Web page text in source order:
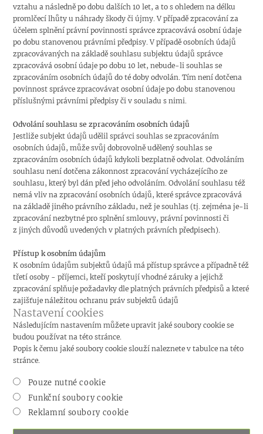
vztahu a následně po dobu dalších 10 let, a to s ohledem na délku
promlčecí lhůty u náhrady škody či újmy. V případě zpracování za
účelem splnění právní povinnosti správce zpracovává osobní údaje
po dobu stanovenou právními předpisy. V případě osobních údajů
zpracovávaných na základě souhlasu subjektu údajů správce
zpracovává osobní údaje po dobu 10 let, nebude-li souhlas se
zpracováním osobních údajů do té doby odvolán. Tím není dotčena
povinnost správce zpracovávat osobní údaje po dobu stanovenou
příslušnými právními předpisy či v souladu s nimi.
Odvolání souhlasu se zpracováním osobních údajů
Jestliže subjekt údajů udělil správci souhlas se zpracováním
osobních údajů, může svůj dobrovolně udělený souhlas se
zpracováním osobních údajů kdykoli bezplatně odvolat. Odvoláním
souhlasu není dotčena zákonnost zpracování vycházejícího ze
souhlasu, který byl dán před jeho odvoláním. Odvolání souhlasu též
nemá vliv na zpracování osobních údajů, které správce zpracovává
na základě jiného právního základu, než je souhlas (tj. zejména je-li
zpracování nezbytné pro splnění smlouvy, právní povinnosti či
z jiných důvodů uvedených v platných právních předpisech).
Přístup k osobním údajům
K osobním údajům subjektů údajů má přístup správce a případně též
třetí osoby - příjemci, kteří poskytují vhodné záruky a jejichž
zpracování splňuje požadavky dle platných právních předpisů a které
zajišťuje náležitou ochranu práv subjektů údajů
Nastavení cookies
Následujícím nastavením můžete upravit jaké soubory cookie se
budou používat na této stránce.
Popis k čemu jaké soubory cookie slouží naleznete v tabulce na této
stránce.
Pouze nutné cookie
Funkční soubory cookie
Reklamní soubory cookie